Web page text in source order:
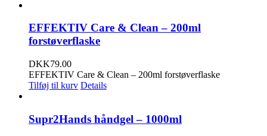
EFFEKTIV Care & Clean – 200ml
forstøverflaske
DKK79.00
EFFEKTIV Care & Clean – 200ml forstøverflaske
Tilføj til kurv Details
Supr2Hands håndgel – 1000ml